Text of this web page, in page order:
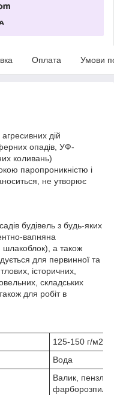
Оплата Умови
дій
опадів, УФ-
коливань)
паропроникністю і
не утворює
будівель з будь-яких
вапняна
шлакоблок), а також
для первинної та
історичних,
складських
для робіт в
125-150 г/м2
Вода
Валик, пензль